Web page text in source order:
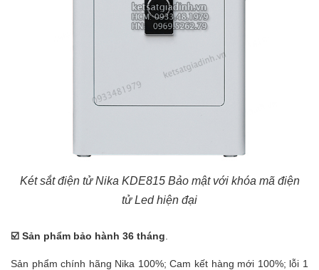
Két sắt điện tử Nika KDE815 Bảo mật với khóa mã điện
tử Led hiện đại
☑ ️ Sản phẩm bảo hành 36 tháng
Sản phẩm chính hãng Nika 100%; Cam kết hàng mới 100%; lỗi 1